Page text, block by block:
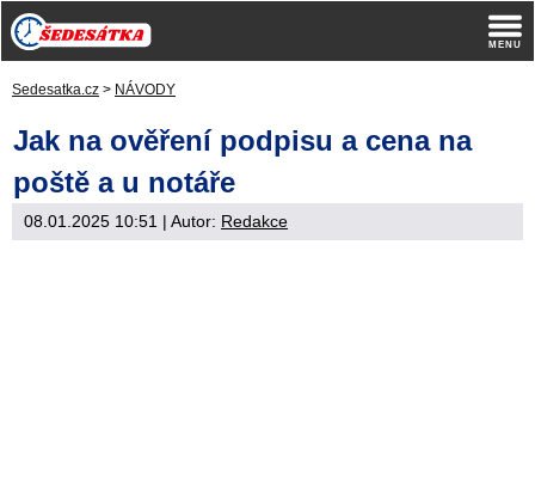
Sedesatka.cz > NÁVODY
Jak na ověření podpisu a cena na
poště a u notáře
08.01.2025 10:51 | Autor: Redakce